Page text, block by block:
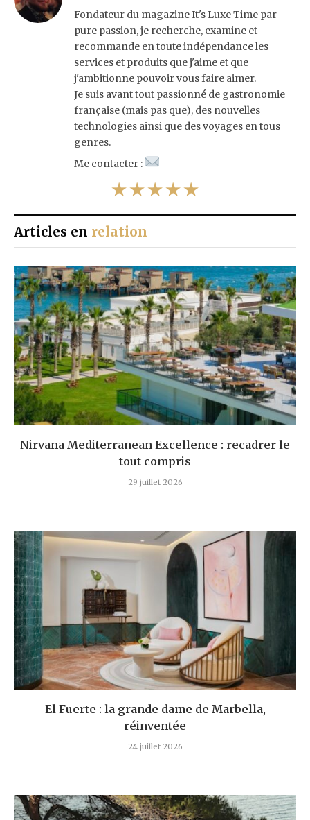
Fondateur du magazine It's Luxe Time par
pure passion, je recherche, examine et
recommande en toute indépendance les
services et produits que j'aime et que
j'ambitionne pouvoir vous faire aimer.
Je suis avant tout passionné de gastronomie
française (mais pas que), des nouvelles
technologies ainsi que des voyages en tous
genres.
Me contacter :
★★★★★
Articles en relation
Nirvana Mediterranean Excellence : recadrer le
tout compris
29 juillet 2026
El Fuerte : la grande dame de Marbella,
réinventée
24 juillet 2026